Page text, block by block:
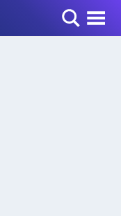
Toggle Menu